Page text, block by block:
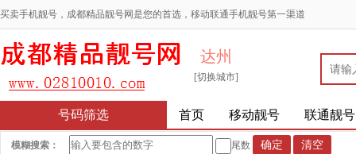
买卖手机靓号，成都精品靓号网是您的首选，移动联通手机靓号第一渠道
达州
[切换城市]
号码筛选 首页 移动靓号 联通靓号
模糊搜索： 尾数